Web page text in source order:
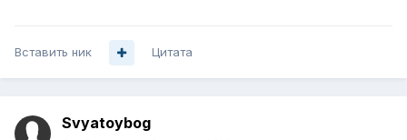
Вставить ник Цитата
Svyatoybog